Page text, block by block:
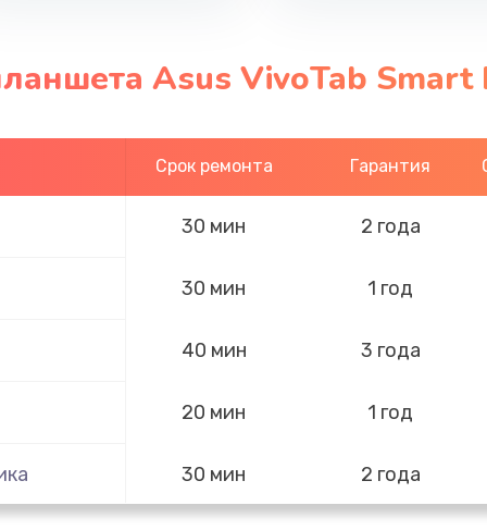
Asus VivoTab Smart
Срок ремонта Гарантия
30 мин 2 года
30 мин 1 год
40 мин 3 года
20 мин 1 год
30 мин 2 года